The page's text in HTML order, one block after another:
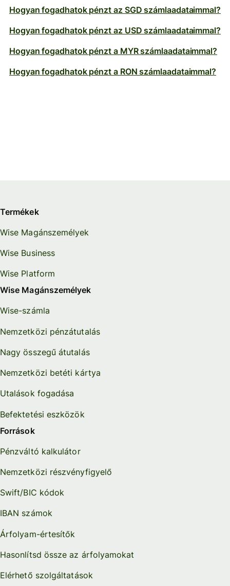
Hogyan fogadhatok pénzt az SGD számlaadataimmal?
Hogyan fogadhatok pénzt az USD számlaadataimmal?
Hogyan fogadhatok pénzt a MYR számlaadataimmal?
Hogyan fogadhatok pénzt a RON számlaadataimmal?
Termékek
Wise Magánszemélyek
Wise Business
Wise Platform
Wise Magánszemélyek
Wise-számla
Nemzetközi pénzátutalás
Nagy összegű átutalás
Nemzetközi betéti kártya
Utalások fogadása
Befektetési eszközök
Források
Pénzváltó kalkulátor
Nemzetközi részvényfigyelő
Swift/BIC kódok
IBAN számok
Árfolyam-értesítők
Hasonlítsd össze az árfolyamokat
Elérhető szolgáltatások